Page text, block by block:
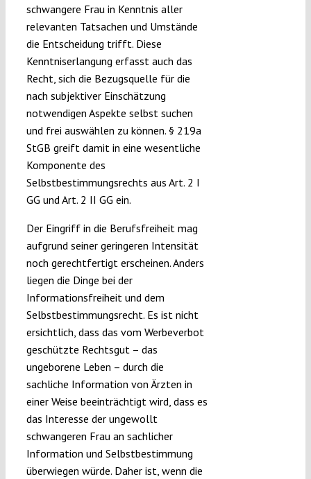
schwangere Frau in Kenntnis aller
relevanten Tatsachen und Umstände
die Entscheidung trifft. Diese
Kenntniserlangung erfasst auch das
Recht, sich die Bezugsquelle für die
nach subjektiver Einschätzung
notwendigen Aspekte selbst suchen
und frei auswählen zu können. § 219a
StGB greift damit in eine wesentliche
Komponente des
Selbstbestimmungsrechts aus Art. 2 I
GG und Art. 2 II GG ein.
Der Eingriff in die Berufsfreiheit mag
aufgrund seiner geringeren Intensität
noch gerechtfertigt erscheinen. Anders
liegen die Dinge bei der
Informationsfreiheit und dem
Selbstbestimmungsrecht. Es ist nicht
ersichtlich, dass das vom Werbeverbot
geschützte Rechtsgut – das
ungeborene Leben – durch die
sachliche Information von Ärzten in
einer Weise beeinträchtigt wird, dass es
das Interesse der ungewollt
schwangeren Frau an sachlicher
Information und Selbstbestimmung
überwiegen würde. Daher ist, wenn die